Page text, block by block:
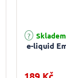
5 hvězdiček.
e-liquid